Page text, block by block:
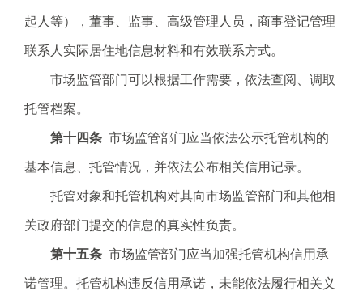
起人等），董事、监事、高级管理人员，商事登记管理
联系人实际居住地信息材料和有效联系方式。
市场监管部门可以根据工作需要，依法查阅、调取
托管档案。
第十四条 市场监管部门应当依法公示托管机构的
基本信息、托管情况，并依法公布相关信用记录。
托管对象和托管机构对其向市场监管部门和其他相
关政府部门提交的信息的真实性负责。
第十五条 市场监管部门应当加强托管机构信用承
诺管理。托管机构违反信用承诺，未能依法履行相关义